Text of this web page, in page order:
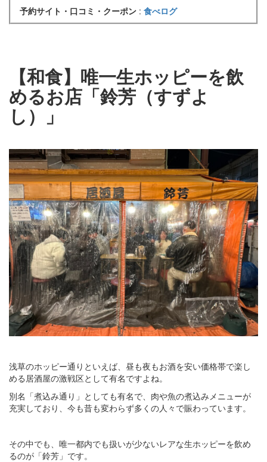
予約サイト・口コミ・クーポン : 食べログ
【和食】唯一生ホッピーを飲
めるお店「鈴芳（すずよ
し）」
浅草のホッピー通りといえば、昼も夜もお酒を安い価格帯で楽し
める居酒屋の激戦区として有名ですよね。
別名「煮込み通り」としても有名で、肉や魚の煮込みメニューが
充実しており、今も昔も変わらず多くの人々で賑わっています。
その中でも、唯一都内でも扱いが少ないレアな生ホッピーを飲め
るのが「鈴芳」です。